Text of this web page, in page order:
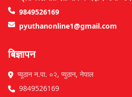
9849526169
pyuthanonline1@gmail.com
बिज्ञापन
प्यूठान न.पा. ०२, प्युठान, नेपाल
9849526169